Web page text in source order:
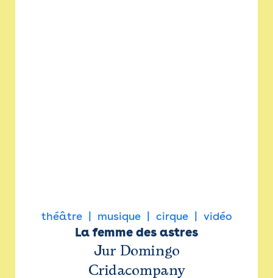
théâtre musique cirque vidéo
La femme des astres
Jur Domingo
Cridacompany